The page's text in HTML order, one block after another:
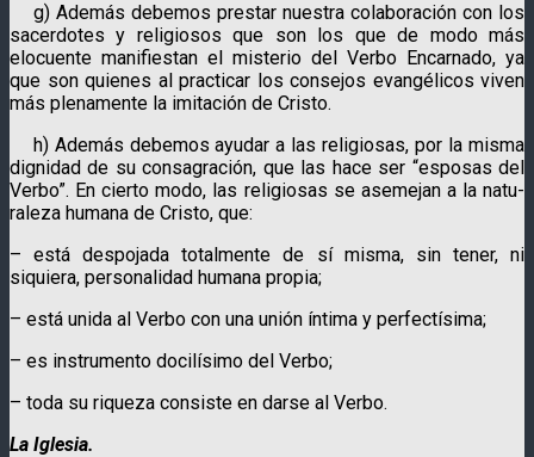
g) Además debemos prestar nuestra colaboración con los
sacerdotes y religiosos que son los que de modo más
elocuente manifiestan el misterio del Verbo Encarnado, ya
que son quienes al practicar los conse­jos evangélicos viven
más plenamente la imitación de Cristo.
h) Además debemos ayudar a las religiosas, por la misma
dignidad de su consagración, que las hace ser “esposas del
Verbo”. En cierto modo, las religio­sas se aseme­jan a la natu­
raleza humana de Cristo, que:
– está despojada totalmente de sí misma, sin tener, ni
siquiera, perso­nali­dad humana propia;
– está unida al Verbo con una unión íntima y perfectí­sima;
– es instrumento docilísimo del Verbo;
– toda su riqueza consiste en darse al Verbo.
La Iglesia.